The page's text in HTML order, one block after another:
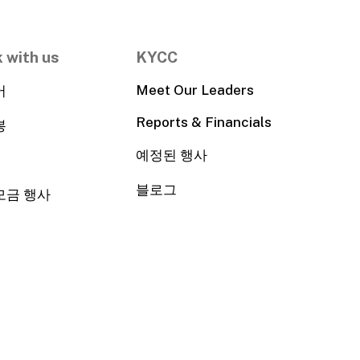
with us
금 행사
KYCC
Meet Our Leaders
Reports & Financials
예정된 행사
블로그